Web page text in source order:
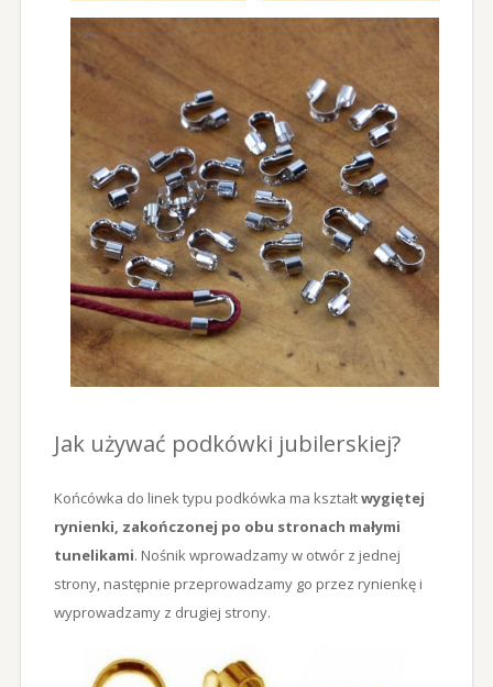
Jak używać podkówki jubilerskiej?
Końcówka do linek typu podkówka ma kształtwygiętej
rynienki, zakończonej po obu stronach małymi
tunelikami. Nośnik wprowadzamy w otwór z jednej
strony, następnie przeprowadzamy go przez rynienkę i
wyprowadzamy z drugiej strony.